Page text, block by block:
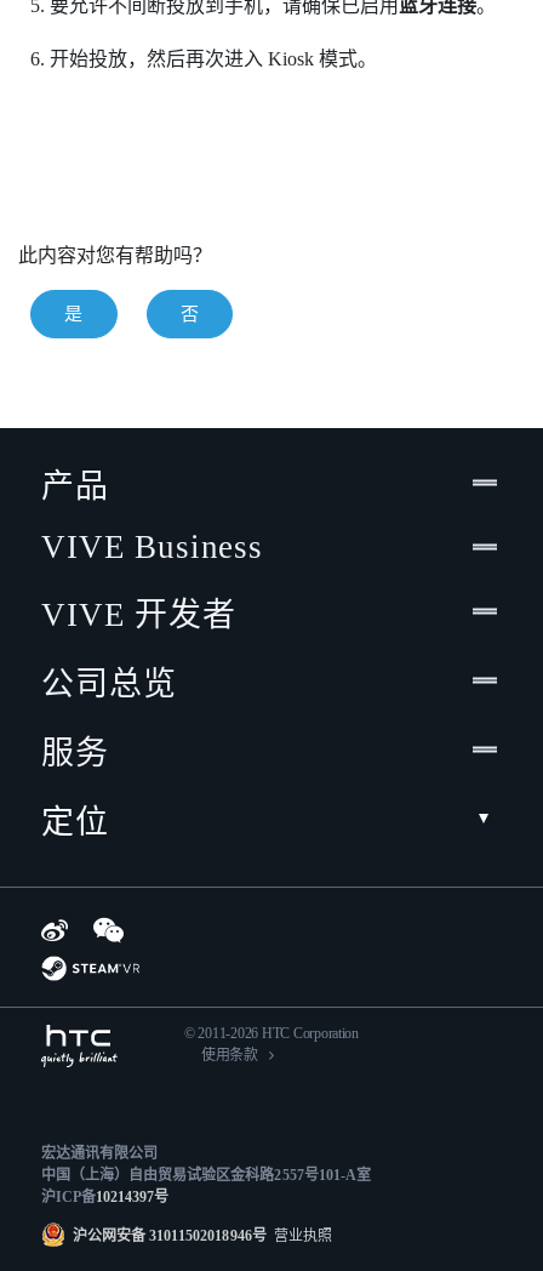
要允许不间断投放到手机，请确保已启用 蓝牙连接。
开始投放，然后再次进入 Kiosk 模式。
此内容对您有帮助吗？
是 否
产品
VIVE Business
VIVE 开发者
公司总览
服务
定位
© 2011-2026 HTC Corporation
使用条款
宏达通讯有限公司
中国（上海）自由贸易试验区金科路2557号101-A室
沪ICP备10214397号
沪公网安备 31011502018946号营业执照